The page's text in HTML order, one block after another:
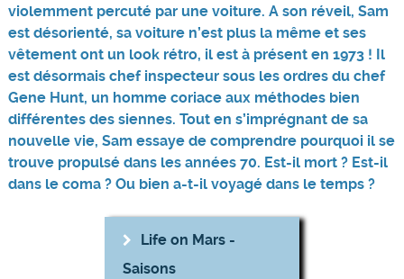
violemment percuté par une voiture. A son réveil, Sam
est désorienté, sa voiture n’est plus la même et ses
vêtement ont un look rétro, il est à présent en 1973 ! Il
est désormais chef inspecteur sous les ordres du chef
Gene Hunt, un homme coriace aux méthodes bien
différentes des siennes. Tout en s’imprégnant de sa
nouvelle vie, Sam essaye de comprendre pourquoi il se
trouve propulsé dans les années 70. Est-il mort ? Est-il
dans le coma ? Ou bien a-t-il voyagé dans le temps ?
Life on Mars -
Saisons